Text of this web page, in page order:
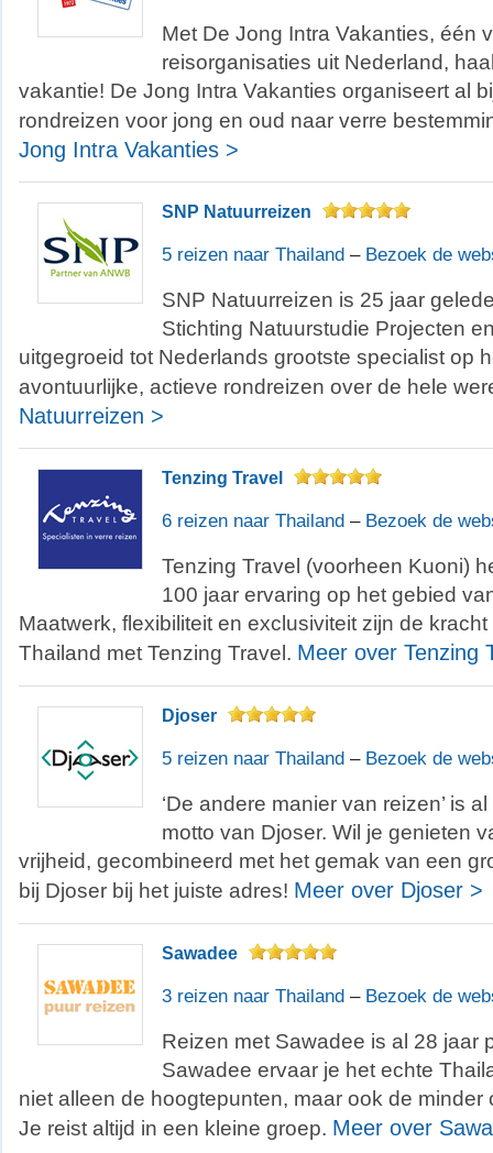
Met De Jong Intra Vakanties, één
reisorganisaties uit Nederland,
vakantie! De Jong Intra Vakanties organiseert al
rondreizen voor jong en oud naar verre
Jong Intra Vakanties >
SNP Natuurreizen
5 reizen naar Thailand – Bezoek de
SNP Natuurreizen is 25 jaar
Stichting Natuurstudie Projecten
uitgegroeid tot Nederlands grootste specialist op
avontuurlijke, actieve rondreizen over de hele
Natuurreizen >
Tenzing Travel
6 reizen naar Thailand – Bezoek de
Tenzing Travel (voorheen Kuoni)
100 jaar ervaring op het gebied
Maatwerk, flexibiliteit en exclusiviteit zijn de
Thailand met Tenzing Travel. Meer over Tenzing
Djoser
5 reizen naar Thailand – Bezoek de
‘De andere manier van reizen’ is
motto van Djoser. Wil je genieten
vrijheid, gecombineerd met het gemak van een
bij Djoser bij het juiste adres! Meer over Djoser >
Sawadee
3 reizen naar Thailand – Bezoek de
Reizen met Sawadee is al 28 jaar
Sawadee ervaar je het echte
niet alleen de hoogtepunten, maar ook de minder
Je reist altijd in een kleine groep. Meer over